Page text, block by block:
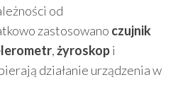
od
zastosowano czujnik
,żyroskopi
działanie urządzenia w